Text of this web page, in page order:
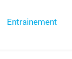
Entrainement